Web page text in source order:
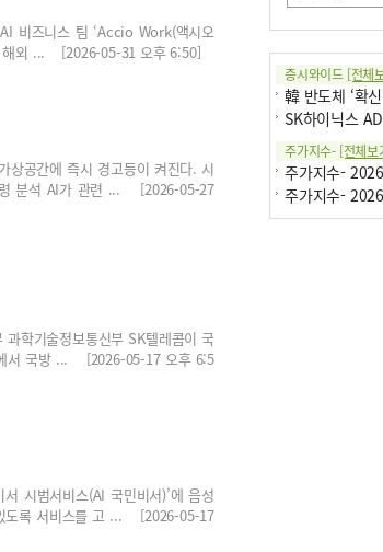
비즈니스 팀 ‘Accio Work(액시오
해외 ... [2026-05-31 오후 6:50]
상공간에 즉시 경고등이 켜진다. 시
령 분석 AI가 관련 ... [2026-05-27
학기술정보통신부 SK텔레콤이 국
에서 국방 ... [2026-05-17 오후 6:5
시범서비스(AI 국민비서)’에 음성
도록 서비스를 고 ... [2026-05-17
증시와이드 [전체
韓 반도체 ‘확
SK하이닉스
주가지수- [전체보
주가지수-
주가지수-